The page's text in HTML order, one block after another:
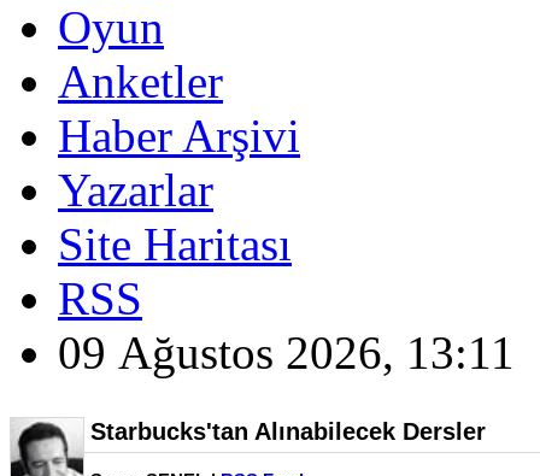
Oyun
Anketler
Haber Arşivi
Yazarlar
Site Haritası
RSS
09 Ağustos 2026, 13:11
Starbucks'tan Alınabilecek Dersler